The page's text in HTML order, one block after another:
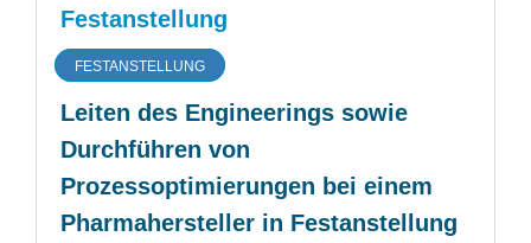
Festanstellung
FESTANSTELLUNG
Leiten des Engineerings sowie
Durchführen von
Prozessoptimierungen bei einem
Pharmahersteller in Festanstellung